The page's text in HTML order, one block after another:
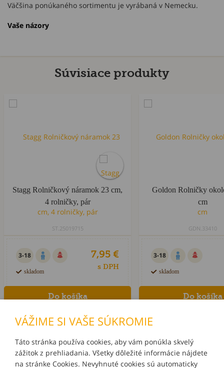
Väčšina ponúkaného sortimentu je vyrábaná v Nemecku.
Vaše názory
Súvisiace produkty
Stagg Rolničkový náramok 23 cm,
4 rolničky, pár
ST.25019715
3-18
skladom
7,95 €
s DPH
Goldon Rolničky
cm
GDN.33410
3-18
skladom
INFORMÁCIE
VÁŽIME SI VAŠE SÚKROMIE
Táto stránka používa cookies, aby vám ponúkla skvelý
zážitok z prehliadania. Všetky dôležité informácie nájdete
na stránke Cookies. Nevyhnuté cookies sú automaticky